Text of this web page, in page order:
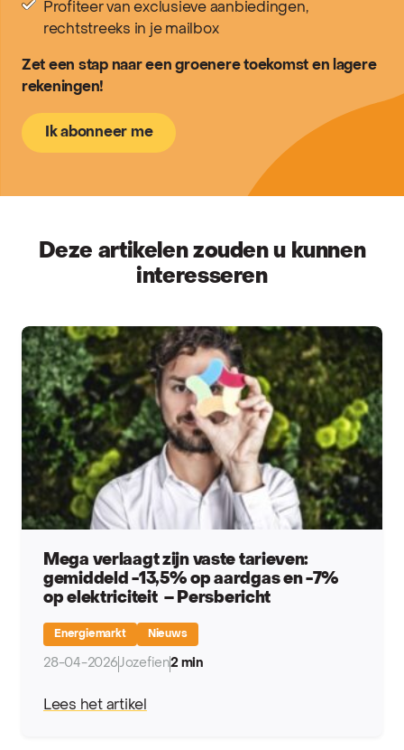
Profiteer van exclusieve aanbiedingen,
rechtstreeks in je mailbox
Zet een stap naar een groenere toekomst en lagere
rekeningen!
Ik abonneer me
Deze artikelen zouden u kunnen
interesseren
Mega verlaagt zijn vaste tarieven:
gemiddeld -13,5% op aardgas en -7%
op elektriciteit – Persbericht
Energiemarkt Nieuws
28-04-2026Jozefien2 min
Lees het artikel